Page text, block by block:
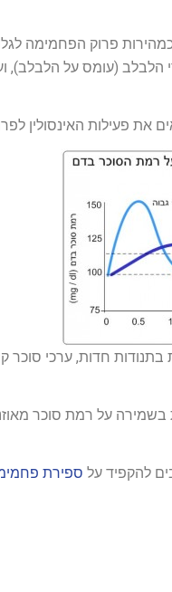
פרוק הפחמימה
(עומס על הלבלב),
את פעילות האינסולין
חדות, ערכי סוכר
על רמת סוכר
להקפיד על ספירת